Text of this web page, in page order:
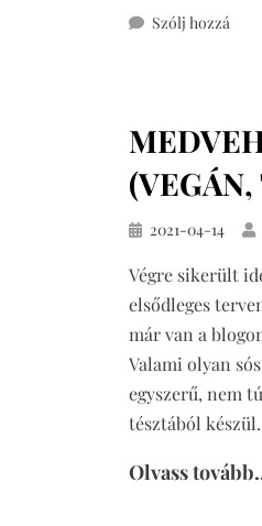
Szólj hozzá
és
Közzétéve
2021-04-14
Végre sikerült
elsődleges
már van a
Valami olyan
egyszerű, nem
tésztából
Olvass